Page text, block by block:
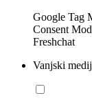
Google Tag
Consent
Freshchat
Vanjski